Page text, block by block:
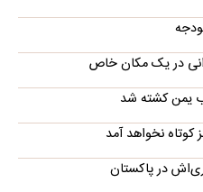
در یک مکان خاص
یمن کشته شد
کوتاه نخواهد آمد
در پاکستان